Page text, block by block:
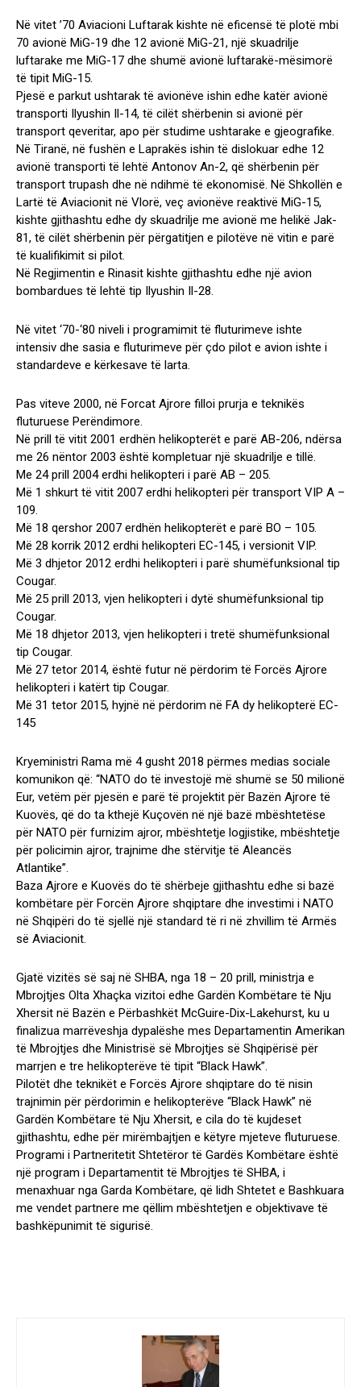
Në vitet ’70 Aviacioni Luftarak kishte në eficensë të plotë mbi
70 avionë MiG-19 dhe 12 avionë MiG-21, një skuadrilje
luftarake me MiG-17 dhe shumë avionë luftarakë-mësimorë
të tipit MiG-15.
Pjesë e parkut ushtarak të avionëve ishin edhe katër avionë
transporti Ilyushin Il-14, të cilët shërbenin si avionë për
transport qeveritar, apo për studime ushtarake e gjeografike.
Në Tiranë, në fushën e Laprakës ishin të dislokuar edhe 12
avionë transporti të lehtë Antonov An-2, që shërbenin për
transport trupash dhe në ndihmë të ekonomisë. Në Shkollën e
Lartë të Aviacionit në Vlorë, veç avionëve reaktivë MiG-15,
kishte gjithashtu edhe dy skuadrilje me avionë me helikë Jak-
81, të cilët shërbenin për përgatitjen e pilotëve në vitin e parë
të kualifikimit si pilot.
Në Regjimentin e Rinasit kishte gjithashtu edhe një avion
bombardues të lehtë tip Ilyushin Il-28.
Në vitet ‘70-‘80 niveli i programimit të fluturimeve ishte
intensiv dhe sasia e fluturimeve për çdo pilot e avion ishte i
standardeve e kërkesave të larta.
Pas viteve 2000, në Forcat Ajrore filloi prurja e teknikës
fluturuese Perëndimore.
Në prill të vitit 2001 erdhën helikopterët e parë AB-206, ndërsa
me 26 nëntor 2003 është kompletuar një skuadrilje e tillë.
Me 24 prill 2004 erdhi helikopteri i parë AB – 205.
Më 1 shkurt të vitit 2007 erdhi helikopteri për transport VIP A –
109.
Më 18 qershor 2007 erdhën helikopterët e parë BO – 105.
Më 28 korrik 2012 erdhi helikopteri EC-145, i versionit VIP.
Më 3 dhjetor 2012 erdhi helikopteri i parë shumëfunksional tip
Cougar.
Më 25 prill 2013, vjen helikopteri i dytë shumëfunksional tip
Cougar.
Më 18 dhjetor 2013, vjen helikopteri i tretë shumëfunksional
tip Cougar.
Më 27 tetor 2014, është futur në përdorim të Forcës Ajrore
helikopteri i katërt tip Cougar.
Më 31 tetor 2015, hyjnë në përdorim në FA dy helikopterë EC-
145
Kryeministri Rama më 4 gusht 2018 përmes medias sociale
komunikon që: “NATO do të investojë më shumë se 50 milionë
Eur, vetëm për pjesën e parë të projektit për Bazën Ajrore të
Kuҫovës, që do ta kthejë Kuçovën në një bazë mbështetëse
për NATO për furnizim ajror, mbështetje logjistike, mbështetje
për policimin ajror, trajnime dhe stërvitje të Aleancës
Atlantike”.
Baza Ajrore e Kuҫovës do të shërbeje gjithashtu edhe si bazë
kombëtare për Forcën Ajrore shqiptare dhe investimi i NATO
në Shqipëri do të sjellë një standard të ri në zhvillim të Armës
së Aviacionit.
Gjatë vizitës së saj në SHBA, nga 18 – 20 prill, ministrja e
Mbrojtjes Olta Xhaçka vizitoi edhe Gardën Kombëtare të Nju
Xhersit në Bazën e Përbashkët McGuire-Dix-Lakehurst, ku u
finalizua marrëveshja dypalëshe mes Departamentin Amerikan
të Mbrojtjes dhe Ministrisë së Mbrojtjes së Shqipërisë për
marrjen e tre helikopterëve të tipit “Black Hawk”.
Pilotët dhe teknikët e Forcës Ajrore shqiptare do të nisin
trajnimin për përdorimin e helikopterëve “Black Hawk” në
Gardën Kombëtare të Nju Xhersit, e cila do të kujdeset
gjithashtu, edhe për mirëmbajtjen e këtyre mjeteve fluturuese.
Programi i Partneritetit Shtetëror të Gardës Kombëtare është
një program i Departamentit të Mbrojtjes të SHBA, i
menaxhuar nga Garda Kombëtare, që lidh Shtetet e Bashkuara
me vendet partnere me qëllim mbështetjen e objektivave të
bashkëpunimit të sigurisë.